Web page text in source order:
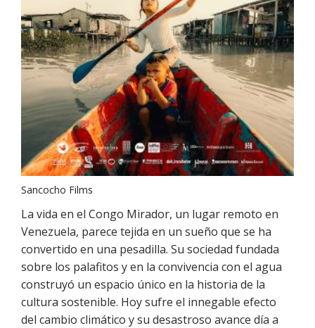
Sancocho Films
La vida en el Congo Mirador, un lugar remoto en
Venezuela, parece tejida en un sueño que se ha
convertido en una pesadilla. Su sociedad fundada
sobre los palafitos y en la convivencia con el agua
construyó un espacio único en la historia de la
cultura sostenible. Hoy sufre el innegable efecto
del cambio climático y su desastroso avance día a